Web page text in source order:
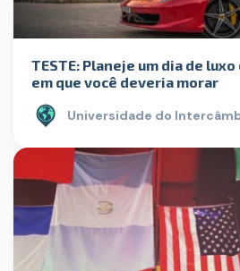
TESTE: Planeje um dia de
em que você deveria morar
Universidade do